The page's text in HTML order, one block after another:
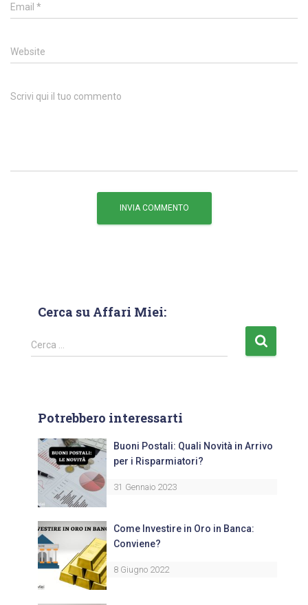
Email *
Website
Scrivi qui il tuo commento
Cerca su Affari Miei:
Cerca …
Potrebbero interessarti
Buoni Postali: Quali Novità in Arrivo
per i Risparmiatori?
31 Gennaio 2023
Come Investire in Oro in Banca:
Conviene?
8 Giugno 2022